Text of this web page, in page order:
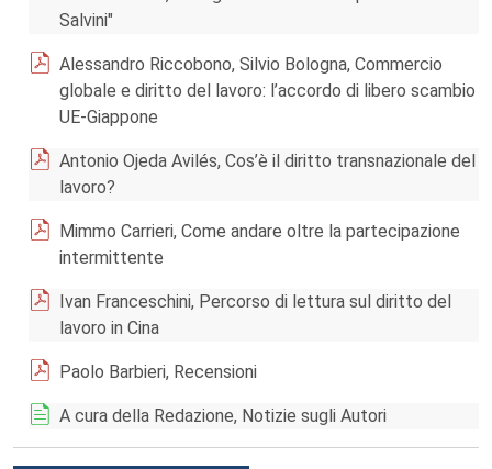
Salvini"
Alessandro Riccobono, Silvio Bologna, Commercio
globale e diritto del lavoro: l’accordo di libero scambio
UE-Giappone
Antonio Ojeda Avilés, Cos’è il diritto transnazionale del
lavoro?
Mimmo Carrieri, Come andare oltre la partecipazione
intermittente
Ivan Franceschini, Percorso di lettura sul diritto del
lavoro in Cina
Paolo Barbieri, Recensioni
A cura della Redazione, Notizie sugli Autori